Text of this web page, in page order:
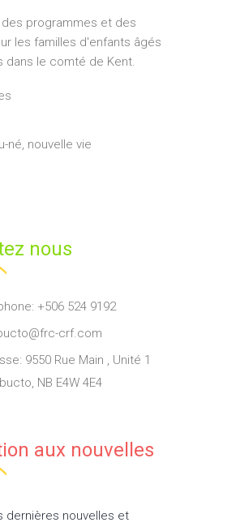
programmes et des
les familles d'enfants âgés
dans le comté de Kent.
né, nouvelle vie
nous
+506 524 9192
crf.com
9550 Rue Main , Unité 1
NB E4W 4E4
aux nouvelles
dernières nouvelles et